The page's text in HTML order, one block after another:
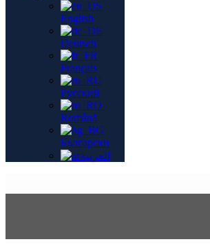
English
Deutsch
Français
Русский
Română
Български
العربية